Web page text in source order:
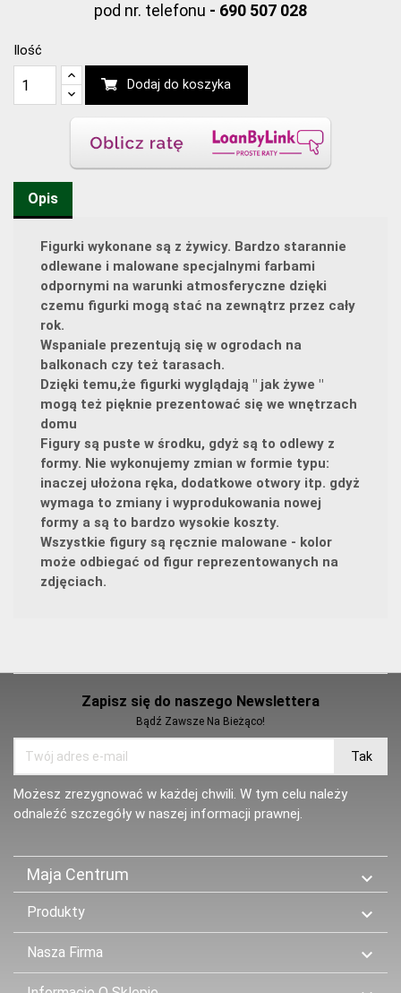
pod nr. telefonu - 690 507 028
Ilość
Dodaj do koszyka
Opis
Figurki wykonane są z żywicy. Bardzo starannie
odlewane i malowane specjalnymi farbami
odpornymi na warunki atmosferyczne dzięki
czemu figurki mogą stać na zewnątrz przez cały
rok.
Wspaniale prezentują się w ogrodach na
balkonach czy też tarasach.
Dzięki temu,że figurki wyglądają " jak żywe "
mogą też pięknie prezentować się we wnętrzach
domu
Figury są puste w środku, gdyż są to odlewy z
formy. Nie wykonujemy zmian w formie typu:
inaczej ułożona ręka, dodatkowe otwory itp. gdyż
wymaga to zmiany i wyprodukowania nowej
formy a są to bardzo wysokie koszty.
Wszystkie figury są ręcznie malowane - kolor
może odbiegać od figur reprezentowanych na
zdjęciach.
Zapisz się do naszego Newslettera
Bądź Zawsze Na Bieżąco!
Możesz zrezygnować w każdej chwili. W tym celu należy
odnaleźć szczegóły w naszej informacji prawnej.
Maja Centrum 
Produkty 
Nasza Firma 